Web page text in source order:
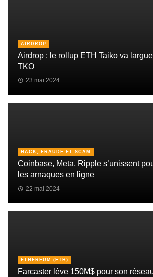
AIRDROP
Airdrop : le rollup ETH Taiko va
TKO
23 mai 2024
HACK, FRAUDE ET SCAM
Coinbase, Meta, Ripple s’unissent
les arnaques en ligne
22 mai 2024
ETHEREUM (ETH)
Farcaster lève 150M$ pour son